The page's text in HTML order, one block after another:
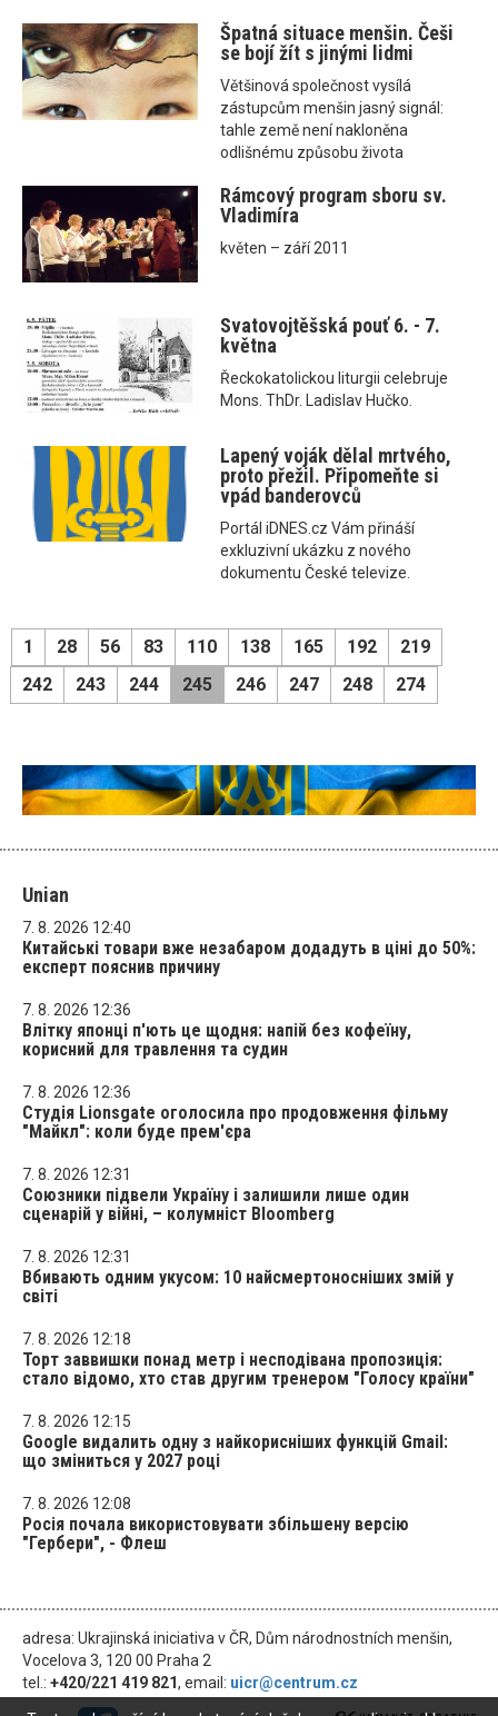
Špatná situace menšin. Češi
se bojí žít s jinými lidmi
Většinová společnost vysílá
zástupcům menšin jasný signál:
tahle země není nakloněna
odlišnému způsobu života
Rámcový program sboru sv.
Vladimíra
květen – září 2011
Svatovojtěšská pouť 6. - 7.
května
Řeckokatolickou liturgii celebruje
Mons. ThDr. Ladislav Hučko.
Lapený voják dělal mrtvého,
proto přežil. Připomeňte si
vpád banderovců
Portál iDNES.cz Vám přináší
exkluzivní ukázku z nového
dokumentu České televize.
1 28 56 83 110 138 165 192
219
242
243 244 245 246 247 248 274
Unian
7. 8. 2026 12:40
Китайські товари вже незабаром додадуть в ціні до 50%:
експерт пояснив причину
7. 8. 2026 12:36
Влітку японці п'ють це щодня: напій без кофеїну,
корисний для травлення та судин
7. 8. 2026 12:36
Студія Lionsgate оголосила про продовження фільму
"Майкл": коли буде прем'єра
7. 8. 2026 12:31
Союзники підвели Україну і залишили лише один
сценарій у війні, – колумніст Bloomberg
7. 8. 2026 12:31
Вбивають одним укусом: 10 найсмертоносніших змій у
світі
7. 8. 2026 12:18
Торт заввишки понад метр і несподівана пропозиція:
стало відомо, хто став другим тренером "Голосу країни"
7. 8. 2026 12:15
Google видалить одну з найкорисніших функцій Gmail:
що зміниться у 2027 році
7. 8. 2026 12:08
Росія почала використовувати збільшену версію
"Гербери", - Флеш
adresa: Ukrajinská iniciativa v ČR, Dům národnostních menšin,
Vocelova 3, 120 00 Praha 2
tel.: +420/221 419 821, email: uicr@centrum.cz